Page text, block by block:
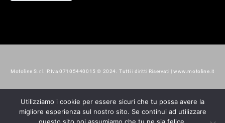
Motoline S.r.l. P.Iva 07105440015 © 2024. Tutti i diritti Riservati | www.motoline.it
Utilizziamo i cookie per essere sicuri che tu possa avere la
migliore esperienza sul nostro sito. Se continui ad utilizzare